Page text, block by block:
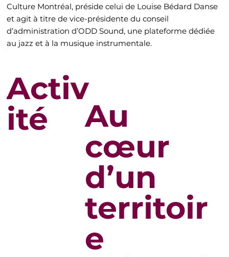
Culture Montréal, préside celui de Louise Bédard Danse
et agit à titre de vice-présidente du conseil
d’administration d’ODD Sound, une plateforme dédiée
au jazz et à la musique instrumentale.
Au
cœur
d’un
territoir
e
Activ
ité